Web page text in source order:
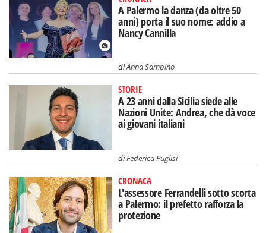
A Palermo la danza (da oltre 50
anni) porta il suo nome: addio a
Nancy Cannilla
diAnna Sampino
STORIE
A 23 anni dalla Sicilia siede alle
Nazioni Unite: Andrea, che dà voce
ai giovani italiani
diFederica Puglisi
CRONACA
L'assessore Ferrandelli sotto scorta
a Palermo: il prefetto rafforza la
protezione